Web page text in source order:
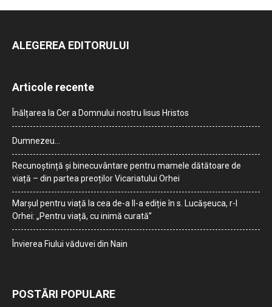
ALEGEREA EDITORULUI
Articole recente
Înălțarea la Cer a Domnului nostru Iisus Hristos
Dumnezeu…
Recunoștință și binecuvântare pentru mamele dătătoare de
viață – din partea preoților Vicariatului Orhei
Marșul pentru viață la cea de-a II-a ediție în s. Lucășeuca, r-l
Orhei: „Pentru viață, cu inimă curată”
Învierea Fiului văduvei din Nain
POSTĂRI POPULARE